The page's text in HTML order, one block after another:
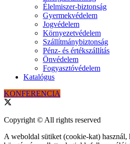
Élelmiszer-biztonság
Gyermekvédelem
Jogvédelem
Környezetvédelem
Szállítmánybiztonság
Pénz- és értékszállítás
Önvédelem
Fogyasztóvédelem
Katalógus
KONFERENCIA
Copyright © All rights reserved
A weboldal sütiket (cookie-kat) használ,